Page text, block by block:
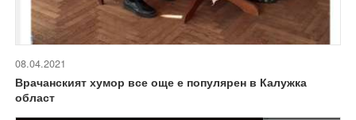
08.04.2021
Врачанският хумор все още е популярен в Калужка
област